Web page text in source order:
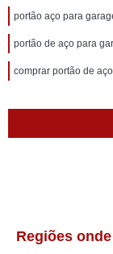
portão aço para
portão de aço para
comprar portão de
Regiões